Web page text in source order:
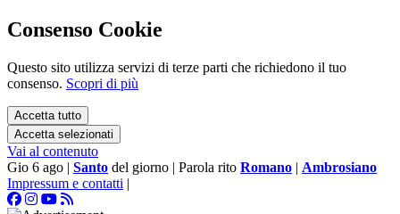
Consenso Cookie
Questo sito utilizza servizi di terze parti che richiedono il tuo
consenso. Scopri di più
Accetta tutto
Accetta selezionati
Vai al contenuto
Gio 6 ago | Santo del giorno | Parola rito Romano | Ambrosiano
Impressum e contatti |